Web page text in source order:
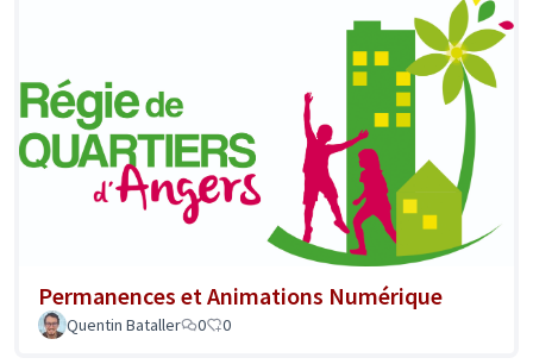
Permanences et Animations Numérique
Quentin Bataller 0 0